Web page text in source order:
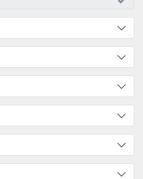
KATALOGE
FAQ - Häufig gestellte Fragen